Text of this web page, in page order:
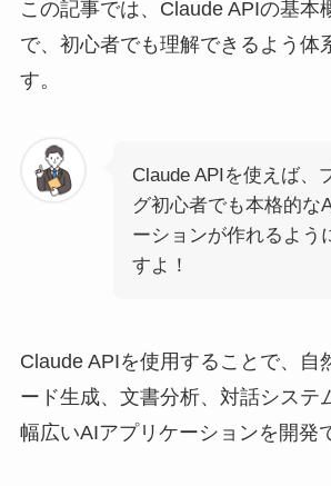
この記事では、Claude APIの基本
で、初心者でも理解できるよう体
す。
Claude APIを使えば、
グ初心者でも本格的な
ーションが作れるよう
すよ！
Claude APIを使用することで、自
ード生成、文書分析、対話システ
幅広いAIアプリケーションを開発